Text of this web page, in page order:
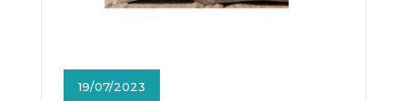
19/07/2023